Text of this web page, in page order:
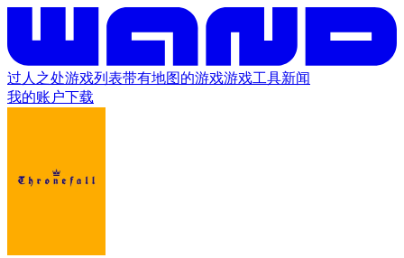
过人之处游戏列表带有地图的游戏游戏工具新闻
我的账户下载